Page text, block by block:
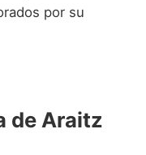
por su
de Araitz